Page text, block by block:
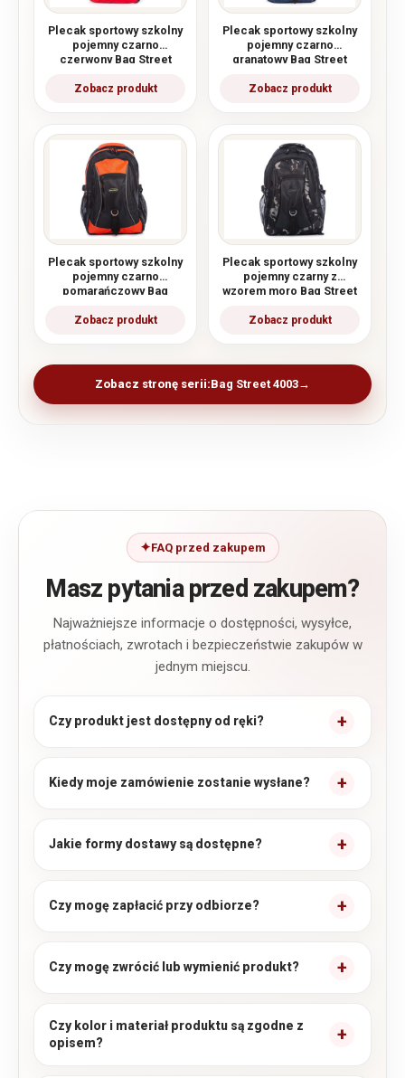
Plecak sportowy szkolny
pojemny czarno
czerwony Bag Street
Plecak sportowy szkolny
pojemny czarno
granatowy Bag Street
Plecak sportowy szkolny
pojemny czarno
pomarańczowy Bag
Plecak sportowy szkolny
pojemny czarny z
wzorem moro Bag Street
Zobacz stronę serii:Bag Street 4003
FAQ przed zakupem
Masz pytania przed zakupem?
Najważniejsze informacje o dostępności, wysyłce,
płatnościach, zwrotach i bezpieczeństwie zakupów w
jednym miejscu.
Czy produkt jest dostępny od ręki?
Kiedy moje zamówienie zostanie wysłane?
Jakie formy dostawy są dostępne?
Czy mogę zapłacić przy odbiorze?
Czy mogę zwrócić lub wymienić produkt?
Czy kolor i materiał produktu są zgodne z
opisem?